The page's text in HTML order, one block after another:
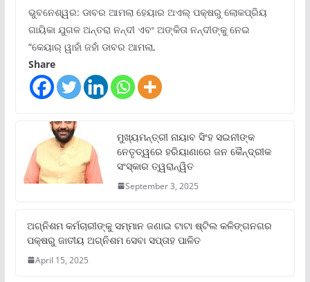
ଭୁବନେଶ୍ୱର: ଡାବର ଆମଲା ହେୟାର ଅଏଲ୍ ପକ୍ଷରୁ ଲୋକପ୍ରିୟ
ଗାୟିକା ଯୁଗଳ ଅନ୍ତରା ନନ୍ଦୀ ଏବଂ ଅଙ୍କିତା ନନ୍ଦୀଙ୍କୁ ନେଇ
“କେୟାର୍ ୱାହାଁ ଜହାଁ ଡାବର ଆମଲା,
Share
ମୁଖ୍ୟମନ୍ତ୍ରୀ ନାୟାବ ସିଂହ ସଇନୀଙ୍କ
ନେତୃତ୍ୱରେ ହରିୟାଣାରେ ଜନ କୈନ୍ଦ୍ରୀକ
ସଂସ୍କାର ତ୍ୱରାନ୍ୱିତ
September 3, 2025
ଅଗ୍ନିଶମ କର୍ମଚାରୀଙ୍କୁ ସମ୍ମାନ ଜଣାଇ ଟାଟା ଷ୍ଟିଲ କଳିଙ୍ଗନଗର
ପକ୍ଷରୁ ଜାତୀୟ ଅଗ୍ନିଶମ ସେବା ସପ୍ତାହ ପାଳିତ
April 15, 2025